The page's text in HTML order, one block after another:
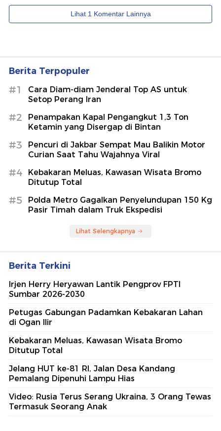
Berita Terpopuler
#1
Cara Diam-diam Jenderal Top AS untuk
Setop Perang Iran
#2
Penampakan Kapal Pengangkut 1,3 Ton
Ketamin yang Disergap di Bintan
#3
Pencuri di Jakbar Sempat Mau Balikin Motor
Curian Saat Tahu Wajahnya Viral
#4
Kebakaran Meluas, Kawasan Wisata Bromo
Ditutup Total
#5
Polda Metro Gagalkan Penyelundupan 150 Kg
Pasir Timah dalam Truk Ekspedisi
Lihat Selengkapnya
Berita Terkini
Irjen Herry Heryawan Lantik Pengprov FPTI
Sumbar 2026-2030
Petugas Gabungan Padamkan Kebakaran Lahan
di Ogan Ilir
Kebakaran Meluas, Kawasan Wisata Bromo
Ditutup Total
Jelang HUT ke-81 RI, Jalan Desa Kandang
Pemalang Dipenuhi Lampu Hias
Video: Rusia Terus Serang Ukraina, 3 Orang Tewas
Termasuk Seorang Anak